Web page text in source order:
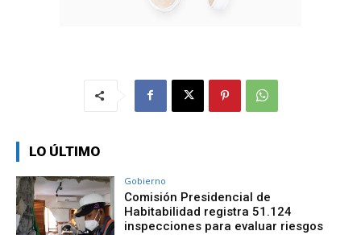
LO ÚLTIMO
Gobierno
Comisión Presidencial de
Habitabilidad registra 51.124
inspecciones para evaluar riesgos